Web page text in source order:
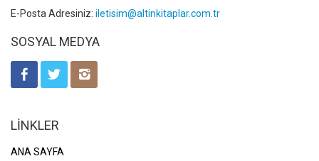
E-Posta Adresiniz: iletisim@altinkitaplar.com.tr
SOSYAL MEDYA
LİNKLER
ANA SAYFA